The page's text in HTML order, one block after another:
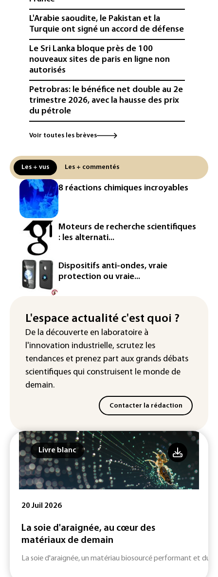
L'Arabie saoudite, le Pakistan et la
Turquie ont signé un accord de défense
Le Sri Lanka bloque près de 100
nouveaux sites de paris en ligne non
autorisés
Petrobras: le bénéfice net double au 2e
trimestre 2026, avec la hausse des prix
du pétrole
Mineurs sur les réseaux sociaux: Meta
condamné à verser 567 millions de
Mexique
Arabie saoudite, Turquie et Pakistan
vont signer vendredi un accord de
défense (source proche de l'armée)
Réseaux sociaux: une large majorité
d'ados britanniques compte
contourner le couvre-feu (sondage)
Puces et solaire: les Etats-Unis taxent
un matériau clé dominé par la Chine
Les Etats-Unis veulent contrôler la
semiconducteurs et panneaux solaires
Washington étend le contrôle des
réseaux sociaux des étrangers
demandeurs de visas
Voir toutes les brèves
Les + vus Les + commentés
8 réactions chimiques incroyables
Moteurs de recherche scientifiques
: les alternati...
Dispositifs anti-ondes, vraie
protection ou vraie...
L'espace actualité c'est quoi ?
De la découverte en laboratoire à
l'innovation industrielle, scrutez les
tendances et prenez part aux grands débats
scientifiques qui construisent le monde de
demain.
Contacter la rédaction
Livre blanc
20 Juil 2026
La soie d'araignée, au cœur des
matériaux de demain
La soie d'araignée, un matériau biosourcé performant et